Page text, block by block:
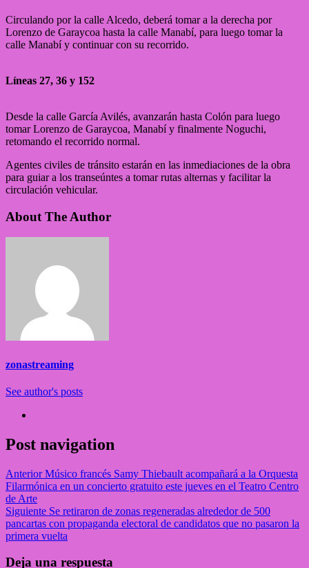
Circulando por la calle Alcedo, deberá tomar a la derecha por
Lorenzo de Garaycoa hasta la calle Manabí, para luego tomar la
calle Manabí y continuar con su recorrido.
Líneas 27, 36 y 152
Desde la calle García Avilés, avanzarán hasta Colón para luego
tomar Lorenzo de Garaycoa, Manabí y finalmente Noguchi,
retomando el recorrido normal.
Agentes civiles de tránsito estarán en las inmediaciones de la obra
para guiar a los transeúntes a tomar rutas alternas y facilitar la
circulación vehicular.
About The Author
zonastreaming
See author's posts
Post navigation
AnteriorMúsico francés Samy Thiebault acompañará a la Orquesta
Filarmónica en un concierto gratuito este jueves en el Teatro Centro
de Arte
Siguiente Se retiraron de zonas regeneradas alrededor de 500
pancartas con propaganda electoral de candidatos que no pasaron la
primera vuelta
Deja una respuesta